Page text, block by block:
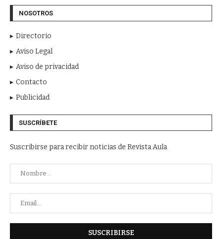
NOSOTROS
Directorio
Aviso Legal
Aviso de privacidad
Contacto
Publicidad
SUSCRÍBETE
Suscribirse para recibir noticias de Revista Aula